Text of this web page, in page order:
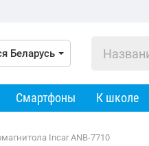
Беларусь
Смартфоны К школе
Incar ANB-7710